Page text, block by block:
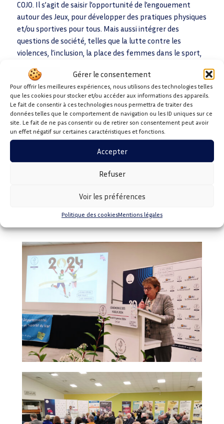
Gérer le consentement
Pour offrir les meilleures expériences, nous utilisons des technologies telles
que les cookies pour stocker et/ou accéder aux informations des appareils.
Le fait de consentir à ces technologies nous permettra de traiter des
données telles que le comportement de navigation ou les ID uniques sur ce
site. Le fait de ne pas consentir ou de retirer son consentement peut avoir
un effet négatif sur certaines caractéristiques et fonctions.
Accepter
Refuser
Voir les préférences
Politique des cookiesMentions légales
COJO. Il s’agit de saisir l’opportunité de l’engouement
autour des Jeux, pour développer des pratiques physiques
et/ou sportives pour tous. Mais aussi intégrer des
questions de société, telles que la lutte contre les
violences, l’inclusion, la place des femmes dans le sport,
avons déjà entamées et qu’il faut poursuivre.
La présidente du CDOS a clôturé son discours ainsi :
«Faisons un rêve : que la trêve olympique soit respectée
dans le monde pour amener quelques jours plus sereins à
tous les humains !». Puis après l’écoute de l’hymne
olympique, elle a fait venir sur le devant de la scène pour
des photos souvenir, les personnalités présentes ; puis
tous ceux qui sont à ses côtés pour faire fonctionner le
d’administration et référents de territoire) ou salariés.
galettes et brioches des rois.